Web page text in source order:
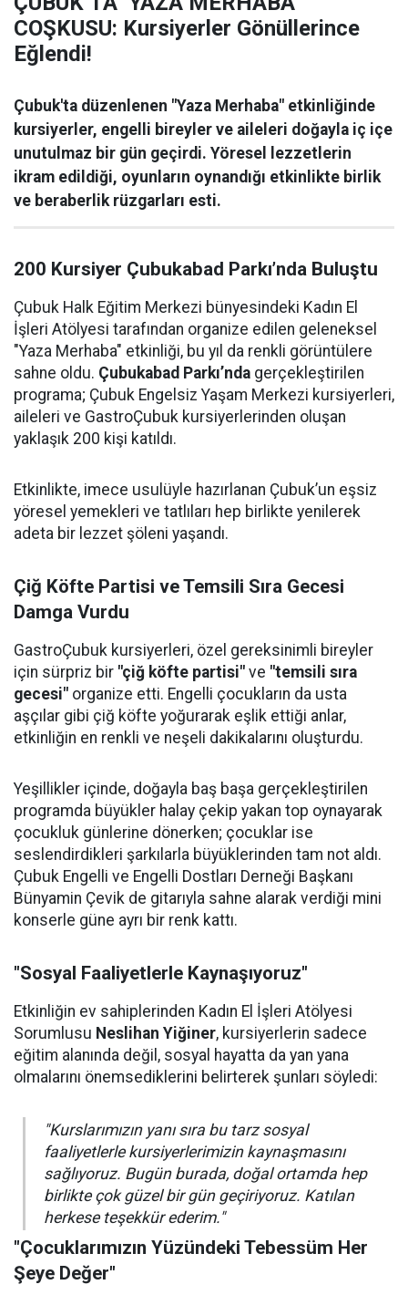
COŞKUSU: Kursiyerler Gönüllerince
Eğlendi!
Çubuk'ta düzenlenen "Yaza Merhaba" etkinliğinde
kursiyerler, engelli bireyler ve aileleri doğayla iç içe
unutulmaz bir gün geçirdi. Yöresel lezzetlerin
ikram edildiği, oyunların oynandığı etkinlikte birlik
ve beraberlik rüzgarları esti.
200 Kursiyer Çubukabad Parkı’nda Buluştu
Çubuk Halk Eğitim Merkezi bünyesindeki Kadın El
İşleri Atölyesi tarafından organize edilen geleneksel
"Yaza Merhaba" etkinliği, bu yıl da renkli görüntülere
sahne oldu. Çubukabad Parkı’nda gerçekleştirilen
programa; Çubuk Engelsiz Yaşam Merkezi kursiyerleri,
aileleri ve GastroÇubuk kursiyerlerinden oluşan
yaklaşık 200 kişi katıldı.
Etkinlikte, imece usulüyle hazırlanan Çubuk’un eşsiz
yöresel yemekleri ve tatlıları hep birlikte yenilerek
adeta bir lezzet şöleni yaşandı.
Çiğ Köfte Partisi ve Temsili Sıra Gecesi
Damga Vurdu
GastroÇubuk kursiyerleri, özel gereksinimli bireyler
için sürpriz bir "çiğ köfte partisi" ve "temsili sıra
gecesi" organize etti. Engelli çocukların da usta
aşçılar gibi çiğ köfte yoğurarak eşlik ettiği anlar,
etkinliğin en renkli ve neşeli dakikalarını oluşturdu.
Yeşillikler içinde, doğayla baş başa gerçekleştirilen
programda büyükler halay çekip yakan top oynayarak
çocukluk günlerine dönerken; çocuklar ise
seslendirdikleri şarkılarla büyüklerinden tam not aldı.
Çubuk Engelli ve Engelli Dostları Derneği Başkanı
Bünyamin Çevik de gitarıyla sahne alarak verdiği mini
konserle güne ayrı bir renk kattı.
"Sosyal Faaliyetlerle Kaynaşıyoruz"
Etkinliğin ev sahiplerinden Kadın El İşleri Atölyesi
Sorumlusu Neslihan Yiğiner, kursiyerlerin sadece
eğitim alanında değil, sosyal hayatta da yan yana
olmalarını önemsediklerini belirterek şunları söyledi:
"Kurslarımızın yanı sıra bu tarz sosyal
faaliyetlerle kursiyerlerimizin kaynaşmasını
sağlıyoruz. Bugün burada, doğal ortamda hep
birlikte çok güzel bir gün geçiriyoruz. Katılan
herkese teşekkür ederim."
"Çocuklarımızın Yüzündeki Tebessüm Her
Şeye Değer"